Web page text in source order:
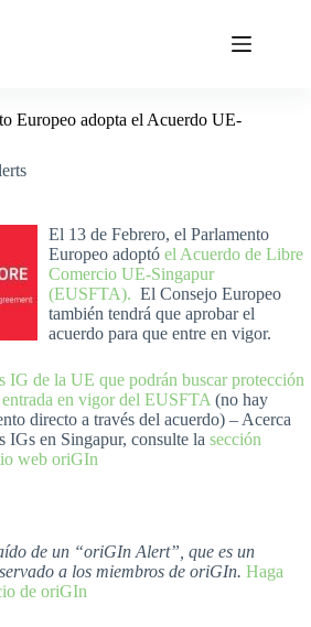
Europeo adopta el Acuerdo UE-
El 13 de Febrero, el Parlamento
Europeo adoptó el Acuerdo de Libre
Comercio UE-Singapur
(EUSFTA). El Consejo Europeo
también tendrá que aprobar el
acuerdo para que entre en vigor.
IG de la UE que podrán buscar protección
en vigor del EUSFTA (no hay
directo a través del acuerdo) – Acerca
IGs en Singapur, consulte la sección
web oriGIn
de un “oriGIn Alert”, que es un
a los miembros de oriGIn. Haga
de oriGIn